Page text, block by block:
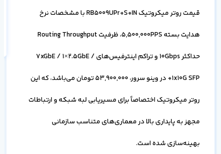
قیمت روتر میکروتیک RB5009UPr+S+IN با مشخصات نرخ
هدایت بسته 5,500,000PPS، ظرفیت Routing Throughput
حداکثر 10Gbps و تراکم اینترفیس‌های 7xGbE / 1×2.5GbE /
1x10G SFP+ در وینو سرور،
53,900,000تومان می‌باشد، که این
روتر میکروتیک اختصاصاً برای مسیریابی لبه شبکه و ارتباطات
مجهز به پایداری بالا در معماری‌های متناسب سازمانی
بهینه‌سازی شده است.